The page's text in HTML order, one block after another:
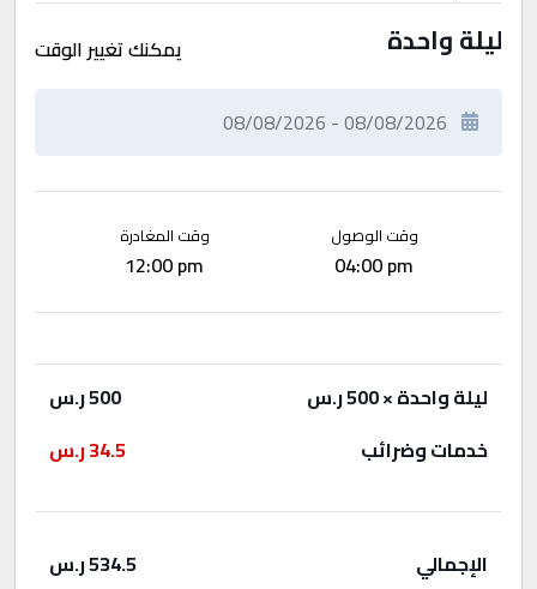
ليلة واحدة يمكنك تغيير الوقت
وقت الوصول
04:00 pm
وقت المغادرة
12:00 pm
ليلة واحدة× 500 ر.س 500ر.س
خدمات وضرائب
34.5ر.س
الإجمالي 534.5ر.س